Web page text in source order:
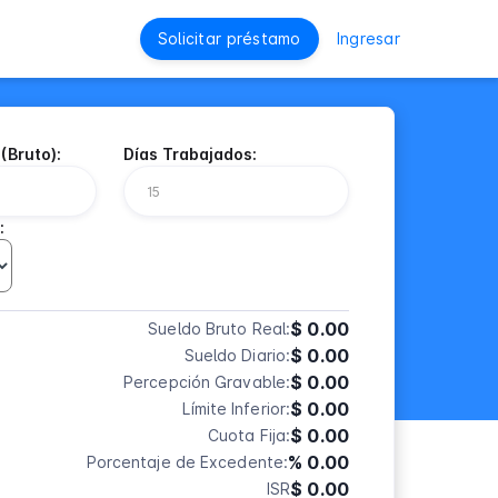
Solicitar préstamo Ingresar
Días Trabajados:
Sueldo Bruto Real:$ 0.00
Sueldo Diario:$ 0.00
Percepción Gravable:$ 0.00
Límite Inferior:$ 0.00
Cuota Fija:$ 0.00
Porcentaje de Excedente:% 0.00
ISR$ 0.00